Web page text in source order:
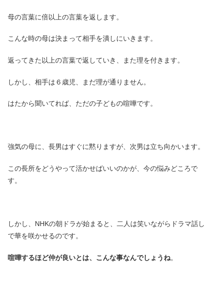
母の言葉に倍以上の言葉を返します。
こんな時の母は決まって相手を潰しにいきます。
返ってきた以上の言葉で返していき、また理を付きます。
しかし、相手は６歳児、まだ理が通りません。
はたから聞いてれば、ただの子どもの喧嘩です。
強気の母に、長男はすぐに黙りますが、次男は立ち向かいます。
この長所をどうやって活かせばいいのかが、今の悩みどころで
す。
しかし、NHKの朝ドラが始まると、二人は笑いながらドラマ話し
で華を咲かせるのです。
喧嘩するほど仲が良いとは、こんな事なんでしょうね。